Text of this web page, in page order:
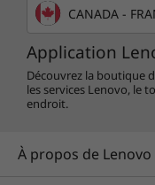
CANADA -
Application
Découvrez la boutique
les services Lenovo, le
endroit.
À propos de Lenovo